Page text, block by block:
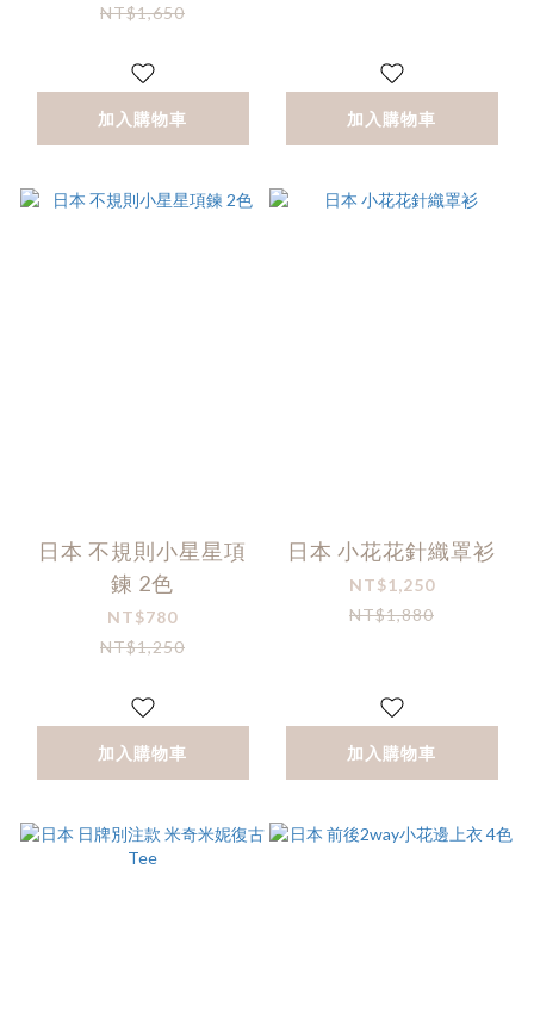
NT$1,650
加入購物車 加入購物車
日本 不規則小星星項
鍊 2色
NT$780
NT$1,250
加入購物車
日本 小花花針織罩衫
NT$1,250
NT$1,880
加入購物車